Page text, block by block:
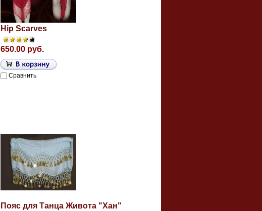
Hip Scarves
650.00 руб.
Сравнить
Пояс для Танца Живота "Хан"